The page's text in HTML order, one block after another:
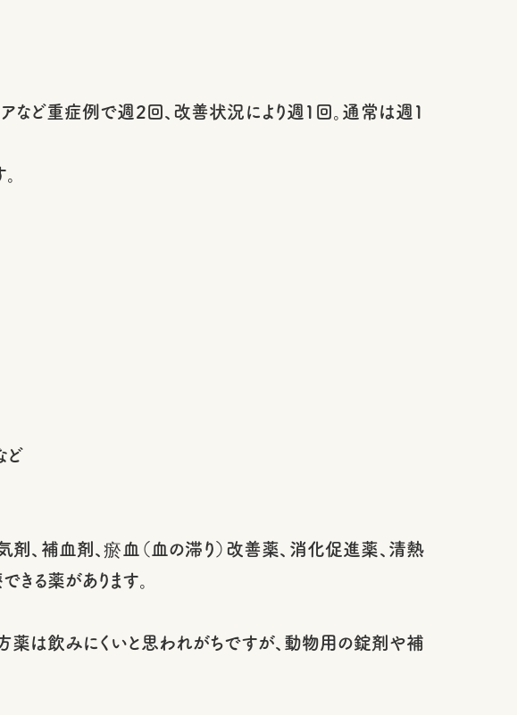
ど重症例で週2回、改善状況により週1回。通常は週1
ど
、補血剤、瘀血（血の滞り）改善薬、消化促進薬、清熱
る薬があります。
薬は飲みにくいと思われがちですが、動物用の錠剤や補